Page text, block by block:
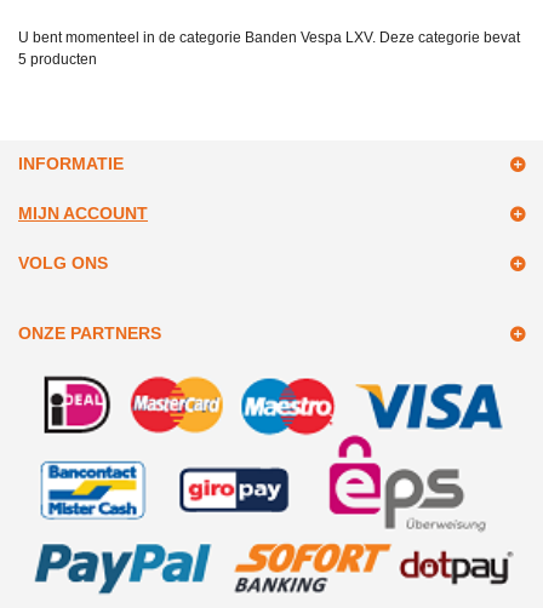
U bent momenteel in de categorie Banden Vespa LXV. Deze categorie bevat
5 producten
INFORMATIE
MIJN ACCOUNT
VOLG ONS
ONZE PARTNERS